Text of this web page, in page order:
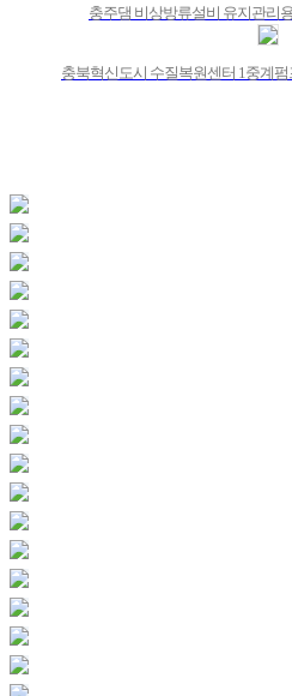
충주댐 비상방류설비 유지관리
충북혁신도시 수질복원센터 1중계